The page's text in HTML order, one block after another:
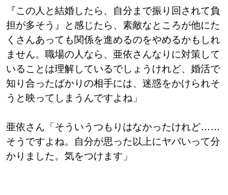
『この人と結婚したら、自分まで振り回されて負
担が多そう』と感じたら、素敵なところが他にた
くさんあっても関係を進めるのをやめるかもしれ
ません。職場の人なら、亜依さんなりに対策して
いることは理解しているでしょうけれど、婚活で
知り合ったばかりの相手には、迷惑をかけられそ
うと映ってしまうんですよね」
亜依さん「そういうつもりはなかったけれど……
そうですよね。自分が思った以上にヤバいって分
かりました。気をつけます」